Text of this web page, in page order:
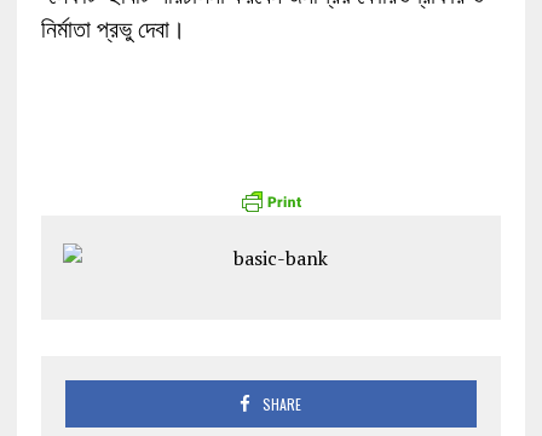
নির্মাতা প্রভু দেবা।
SHARE